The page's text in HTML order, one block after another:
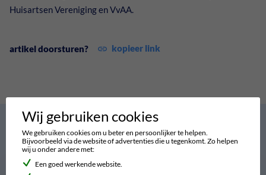
Huisartsen Vereniging en VvAA.
artikel doorsturen? kopieer link
Gerelateerde
artikelen
Bekijk alle
artikelen
Wij gebruiken cookies
We gebruiken cookies om u beter en persoonlijker te helpen.
Bijvoorbeeld via de website of advertenties die u tegenkomt. Zo helpen
wij u onder andere met:
Een goed werkende website.